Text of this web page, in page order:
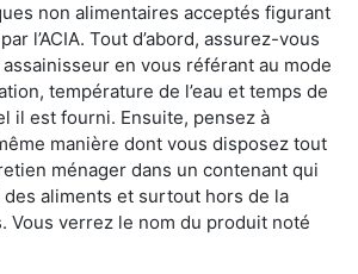
non alimentaires acceptés figurant
l’ACIA. Tout d’abord, assurez-vous
en vous référant au mode
température de l’eau et temps de
il est fourni. Ensuite, pensez à
manière dont vous disposez tout
ménager dans un contenant qui
aliments et surtout hors de la
Vous verrez le nom du produit noté